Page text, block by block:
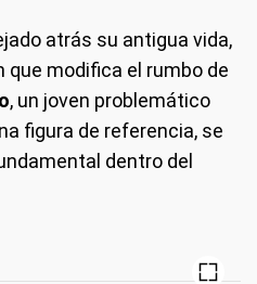
atrás su antigua vida,
que modifica el rumbo de
, un joven problemático
figura de referencia, se
dentro del